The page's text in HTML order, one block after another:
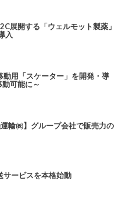
展開する「ウェルモット製薬」
入
用「スケーター」を開発・導
可能に～
輸㈱】グループ会社で販売力の
サービスを本格始動